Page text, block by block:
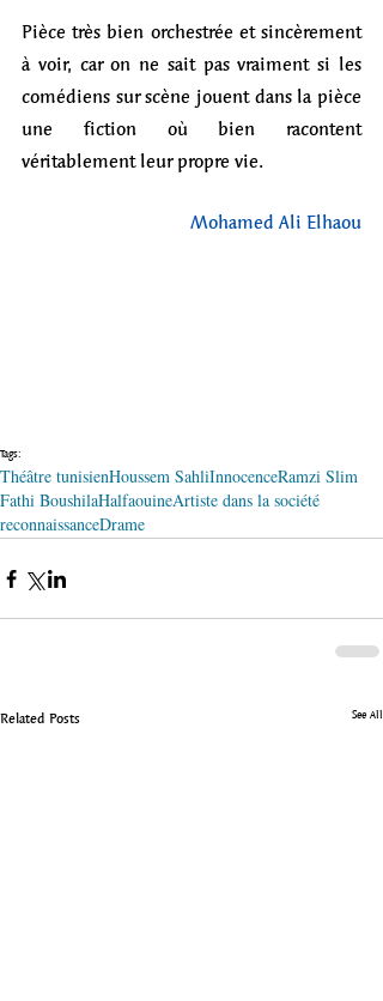
Pièce très bien orchestrée et sincèrement
à voir, car on ne sait pas vraiment si les
comédiens sur scène jouent dans la pièce
une fiction où bien racontent
véritablement leur propre vie.
Mohamed Ali Elhaou
Tags:
Théâtre tunisienHoussem SahliInnocenceRamzi Slim
Fathi BoushilaHalfaouineArtiste dans la société
reconnaissanceDrame
Related Posts See All